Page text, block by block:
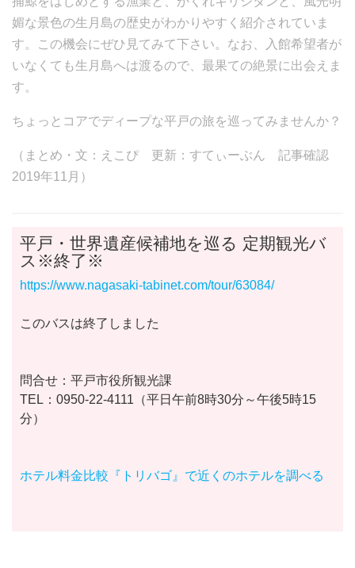
媚な景色の生月島の歴史がわかりやすく紹介されていま
す。この機会にぜひ見てみて下さい。なお、入館希望者が
いなくても生月島へは渡るので、最果ての絶景に出会えま
す。
ちょっとコアでディープな平戸の旅を巡ってみませんか？
（まとめ・文：えこぴ 更新：すてぃーぶん 記事確認
2019年11月）
平戸・世界遺産候補地を巡る 定期観光バ
ス※終了※
https://www.nagasaki-tabinet.com/tour/63084/
このバスは終了しました
問合せ：平戸市役所観光課
TEL：0950-22-4111（平日午前8時30分～午後5時15
分）
ホテル料金比較『トリバゴ』で近くのホテルを調べる